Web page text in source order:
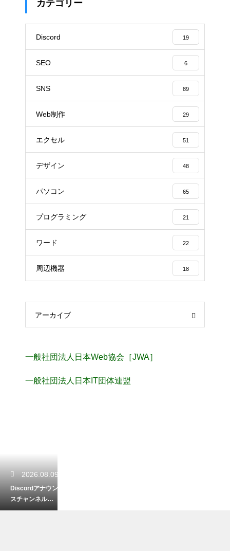
カテゴリー
Discord 19
SEO 6
SNS 89
Web制作 29
エクセル 51
デザイン 48
パソコン 65
プログラミング 21
ワード 22
周辺機器 18
アーカイブ
一般社団法人日本Web協会［JWA］
一般社団法人日本IT団体連盟
2026.08.09
Discordアナウン
スチャンネルの
設定方法！サー